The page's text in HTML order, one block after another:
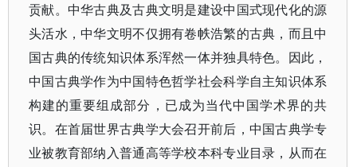
贡献。中华古典及古典文明是建设中国式现代化的源
头活水，中华文明不仅拥有卷帙浩繁的古典，而且中
国古典的传统知识体系浑然一体并独具特色。因此，
中国古典学作为中国特色哲学社会科学自主知识体系
构建的重要组成部分，已成为当代中国学术界的共
识。在首届世界古典学大会召开前后，中国古典学专
业被教育部纳入普通高等学校本科专业目录，从而在